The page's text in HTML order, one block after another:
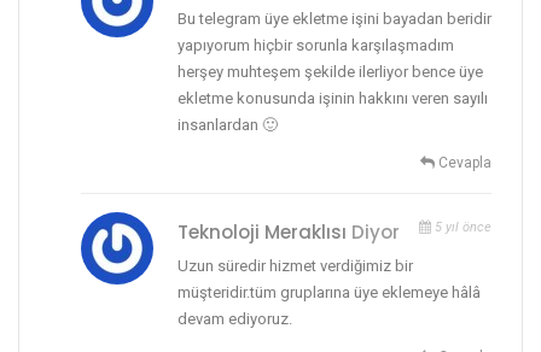
Bu telegram üye ekletme işini bayadan beridir
yapıyorum hiçbir sorunla karşılaşmadım
herşey muhteşem şekilde ilerliyor bence üye
ekletme konusunda işinin hakkını veren sayılı
insanlardan 🙂
Cevapla
Teknoloji Meraklısı Diyor 5 yıl önce
Uzun süredir hizmet verdiğimiz bir
müşteridir.tüm gruplarına üye eklemeye hâlâ
devam ediyoruz.